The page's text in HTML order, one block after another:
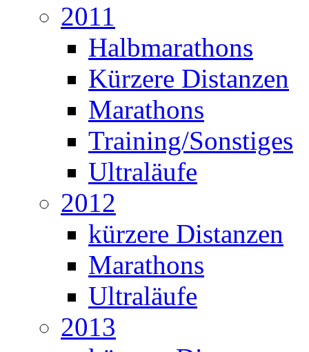
2011
Halbmarathons
Kürzere Distanzen
Marathons
Training/Sonstiges
Ultraläufe
2012
kürzere Distanzen
Marathons
Ultraläufe
2013